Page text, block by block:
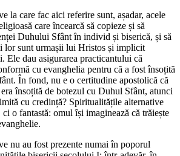
la care fac aici referire sunt, așadar, acele
care încearcă să copieze și să
Duhului Sfânt în individ și biserică, și să
lor sunt urmașii lui Hristos și implicit
Ele dau asigurarea practicantului că
cu evanghelia pentru că a fost însoțită
În fond, nu e o certitudine apostolică că
însoțită de botezul cu Duhul Sfânt, atunci
cu credință? Spiritualitățile alternative
o fantastă: omul își imaginează că trăiește
nu au fost prezente numai în poporul